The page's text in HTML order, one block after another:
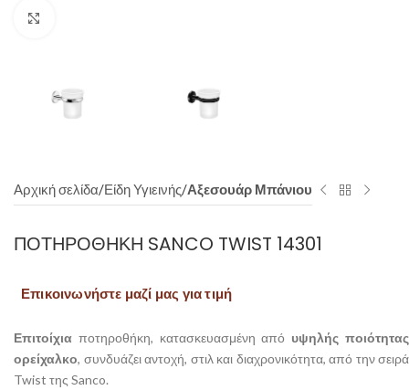
Αρχική σελίδα Είδη Υγιεινής Αξεσουάρ Μπάνιου
ΠΟΤΗΡΟΘΉΚΗ SANCO TWIST 14301
Επικοινωνήστε μαζί μας για τιμή
Επιτοίχια ποτηροθήκη, κατασκευασμένη από υψηλής ποιότητας
ορείχαλκο, συνδυάζει αντοχή, στιλ και διαχρονικότητα, από την σειρά
Twist της Sanco.